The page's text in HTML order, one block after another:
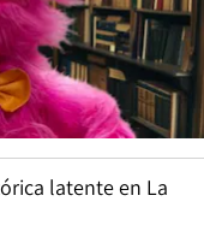
latente en La